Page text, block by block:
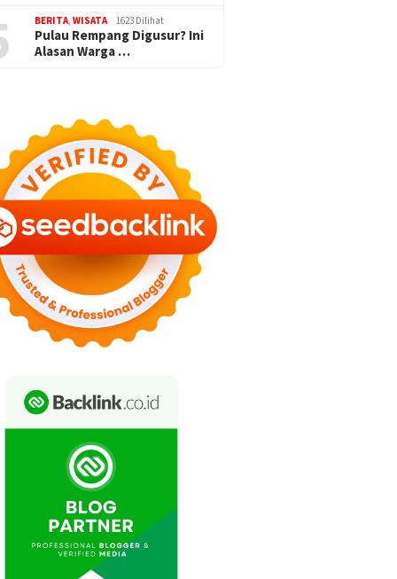
BERITA,WISATA 1623 Dilihat
Pulau Rempang Digusur? Ini
Alasan Warga …